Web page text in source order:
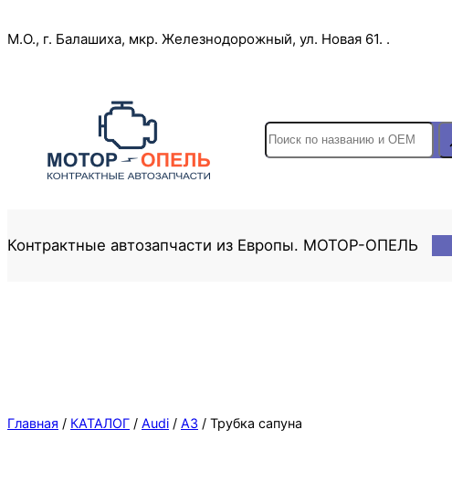
к
М.О., г. Балашиха, мкр. Железнодорожный, ул. Новая 61. .
S
e
h
Контрактные автозапчасти из Европы. МОТОР-ОПЕЛЬ
Главная / КАТАЛОГ / Audi / A3 / Трубка сапуна